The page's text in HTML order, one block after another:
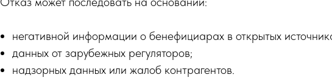
негативной информации о бенефициарах в открытых
данных от зарубежных регуляторов;
надзорных данных или жалоб контрагентов.